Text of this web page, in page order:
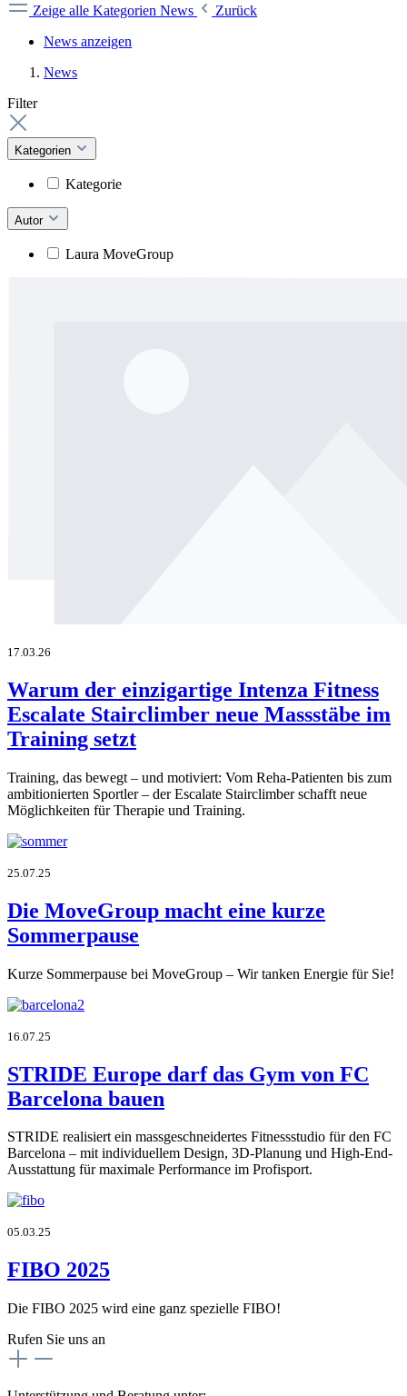
Zeige alle Kategorien News
Zurück
News anzeigen
News
Filter
Kategorien
Kategorie
Autor
Laura MoveGroup
17.03.26
Warum der einzigartige Intenza Fitness
Escalate Stairclimber neue Massstäbe im
Training setzt
Training, das bewegt – und motiviert: Vom Reha-Patienten bis zum
ambitionierten Sportler – der Escalate Stairclimber schafft neue
Möglichkeiten für Therapie und Training.
25.07.25
Die MoveGroup macht eine kurze
Sommerpause
Kurze Sommerpause bei MoveGroup – Wir tanken Energie für Sie!
16.07.25
STRIDE Europe darf das Gym von FC
Barcelona bauen
STRIDE realisiert ein massgeschneidertes Fitnessstudio für den FC
Barcelona – mit individuellem Design, 3D-Planung und High-End-
Ausstattung für maximale Performance im Profisport.
05.03.25
FIBO 2025
Die FIBO 2025 wird eine ganz spezielle FIBO!
Rufen Sie uns an